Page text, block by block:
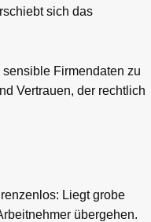
sich das
Firmendaten zu
Vertrauen, der rechtlich
Liegt grobe
übergehen.